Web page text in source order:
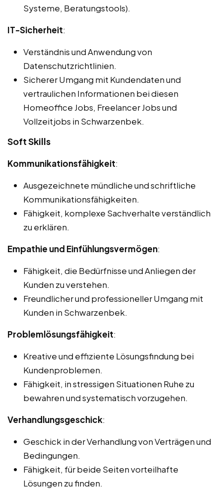
Systeme, Beratungstools).
IT-Sicherheit:
Verständnis und Anwendung von
Datenschutzrichtlinien.
Sicherer Umgang mit Kundendaten und
vertraulichen Informationen bei diesen
Homeoffice Jobs, Freelancer Jobs und
Vollzeitjobs in Schwarzenbek.
Soft Skills
Kommunikationsfähigkeit:
Ausgezeichnete mündliche und schriftliche
Kommunikationsfähigkeiten.
Fähigkeit, komplexe Sachverhalte verständlich
zu erklären.
Empathie und Einfühlungsvermögen:
Fähigkeit, die Bedürfnisse und Anliegen der
Kunden zu verstehen.
Freundlicher und professioneller Umgang mit
Kunden in Schwarzenbek.
Problemlösungsfähigkeit:
Kreative und effiziente Lösungsfindung bei
Kundenproblemen.
Fähigkeit, in stressigen Situationen Ruhe zu
bewahren und systematisch vorzugehen.
Verhandlungsgeschick:
Geschick in der Verhandlung von Verträgen und
Bedingungen.
Fähigkeit, für beide Seiten vorteilhafte
Lösungen zu finden.